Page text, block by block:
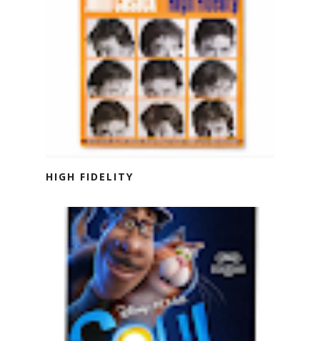
HIGH FIDELITY